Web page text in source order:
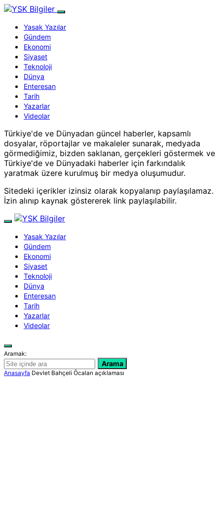
Yasak Yazılar
Gündem
Ekonomi
Siyaset
Teknoloji
Dünya
Enteresan
Tarih
Yazarlar
Videolar
Türkiye'de ve Dünyadan güncel haberler, kapsamlı
dosyalar, röportajlar ve makaleler sunarak, medyada
görmediğimiz, bizden saklanan, gerçekleri göstermek ve
Türkiye'de ve Dünyadaki haberler için farkındalık
yaratmak üzere kurulmuş bir medya oluşumudur.
Sitedeki içerikler izinsiz olarak kopyalanıp paylaşılamaz.
İzin alınıp kaynak göstererek link paylaşılabilir.
Yasak Yazılar
Gündem
Ekonomi
Siyaset
Teknoloji
Dünya
Enteresan
Tarih
Yazarlar
Videolar
Aramak:
Arama
Anasayfa Devlet Bahçeli Öcalan açıklaması